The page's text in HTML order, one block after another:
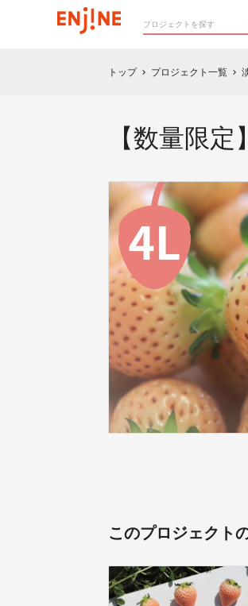
トップ chevron_right プロジェクト一覧 chevron_right
【数量限
このプロジェクト